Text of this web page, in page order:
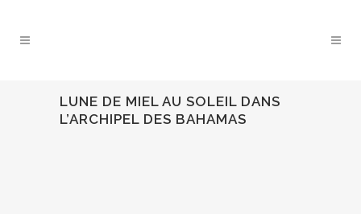
LUNE DE MIEL AU SOLEIL DANS
L’ARCHIPEL DES BAHAMAS